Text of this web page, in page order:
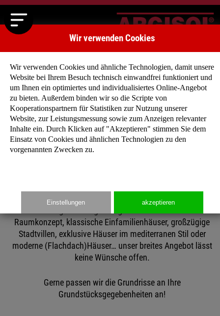
Haben Sie noch keine konkrete Vorstellung, wie Ihr
zukünftiges Niedrigenergiehaus aussehen soll?
Dann lassen Sie sich von unseren Typenhäuser
Raumkonzept, klassische Einfamilienhäuser, großzügige
Stadtvillen, exklusive Häuser im mediterranen Stil oder
moderne (Flachdach)Häuser… unser breites Angebot lässt
keine Wünsche offen.
Gerne passen wir die Grundrisse an Ihre
Grundstücksgegebenheiten an!
Wir verwenden Cookies
Wir verwenden Cookies und ähnliche Technologien, damit unsere
Website bei Ihrem Besuch technisch einwandfrei funktioniert und
um Ihnen ein optimiertes und individualisiertes Online-Angebot
zu bieten. Außerdem binden wir so die Scripte von
Kooperationspartnern für Statistiken zur Nutzung unserer
Website, zur Leistungsmessung sowie zum Anzeigen relevanter
Inhalte ein. Durch Klicken auf "Akzeptieren" stimmen Sie dem
Einsatz von Cookies und ähnlichen Technologien zu den
vorgenannten Zwecken zu.
Einstellungen akzeptieren